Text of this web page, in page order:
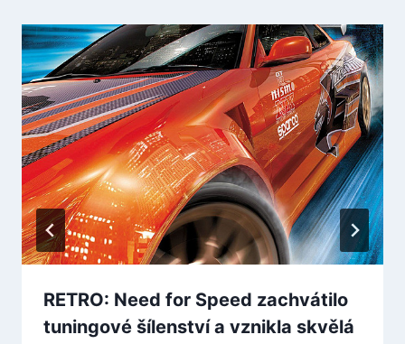
RETRO: Need for Speed zachvátilo
tuningové šílenství a vznikla skvělá